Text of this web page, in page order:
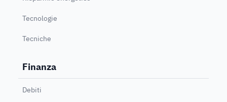
Tecnologie
Tecniche
Finanza
Debiti